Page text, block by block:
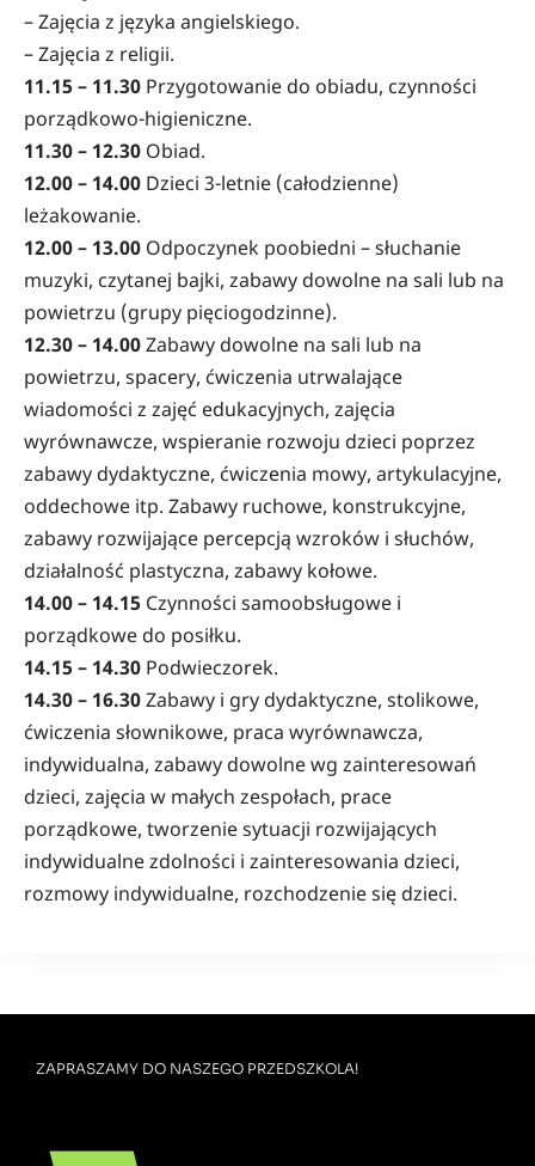
– Zajęcia z języka angielskiego.
– Zajęcia z religii.
11.15 – 11.30 Przygotowanie do obiadu, czynności
porządkowo-higieniczne.
11.30 – 12.30 Obiad.
12.00 – 14.00 Dzieci 3-letnie (całodzienne)
leżakowanie.
12.00 – 13.00 Odpoczynek poobiedni – słuchanie
muzyki, czytanej bajki, zabawy dowolne na sali lub na
powietrzu (grupy pięciogodzinne).
12.30 – 14.00Zabawy dowolne na sali lub na
powietrzu, spacery, ćwiczenia utrwalające
wiadomości z zajęć edukacyjnych, zajęcia
wyrównawcze, wspieranie rozwoju dzieci poprzez
zabawy dydaktyczne, ćwiczenia mowy, artykulacyjne,
oddechowe itp. Zabawy ruchowe, konstrukcyjne,
zabawy rozwijające percepcją wzroków i słuchów,
działalność plastyczna, zabawy kołowe.
14.00 – 14.15 Czynności samoobsługowe i
porządkowe do posiłku.
14.15 – 14.30 Podwieczorek.
14.30 – 16.30Zabawy i gry dydaktyczne, stolikowe,
ćwiczenia słownikowe, praca wyrównawcza,
indywidualna, zabawy dowolne wg zainteresowań
dzieci, zajęcia w małych zespołach, prace
porządkowe, tworzenie sytuacji rozwijających
indywidualne zdolności i zainteresowania dzieci,
rozmowy indywidualne, rozchodzenie się dzieci.
ZAPRASZAMY DO NASZEGO PRZEDSZKOLA!